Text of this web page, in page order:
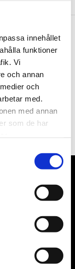
innehållet
funktioner
Vi
och annan
och
med.
med annan
som de har
integritetspolicy
ATH billyftar
Kontakta oss
för att hjälpa